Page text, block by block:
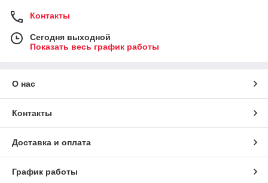
Контакты
Сегодня выходной
Показать весь график работы
О нас
Контакты
Доставка и оплата
График работы